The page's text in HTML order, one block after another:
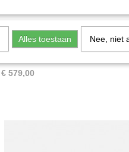
Märklin 39490
1200 Zweedse spoorwegen
Märklin 39490 Stoomlocomotief F
Zweedse spoorwegen…
€ 579,00
Alles toestaan Nee, niet